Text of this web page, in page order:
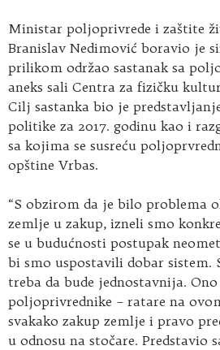
Ministar poljoprivrede i zaštite
Branislav Nedimović boravio je
prilikom održao sastanak sa
aneks sali Centra za fizičku
Cilj sastanka bio je
politike za 2017. godinu kao i
sa kojima se susreću
opštine Vrbas.
“S obzirom da je bilo problema
zemlje u zakup, izneli smo
se u budućnosti postupak
bi smo uspostavili dobar sistem.
treba da bude jednostavnija.
poljoprivrednike – ratare na
svakako zakup zemlje i pravo
u odnosu na stočare. Predstavio